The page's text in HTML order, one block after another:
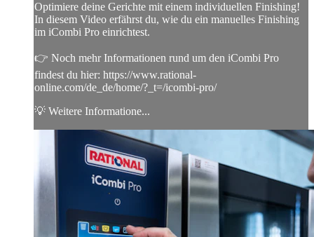
Optimiere deine Gerichte mit einem individuellen Finishing!
In diesem Video erfährst du, wie du ein manuelles Finishing
im iCombi Pro einrichtest.
👉 Noch mehr Informationen rund um den iCombi Pro
findest du hier: https://www.rational-
online.com/de_de/home/?_t=/icombi-pro/
💡 Weitere Informatione...